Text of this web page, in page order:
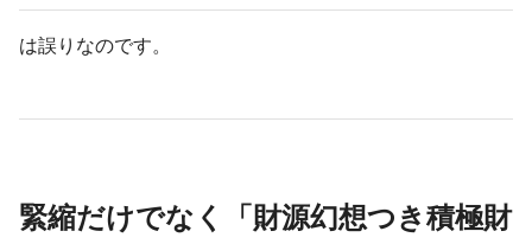
は誤りなのです。
緊縮だけでなく「財源幻想つき積極財